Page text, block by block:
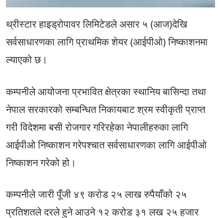
थ्रीस्टार हाइड्रोपावर लिमिटेडले असार ५ (आज)देखि
सर्वसाधारणका लागि प्राथमिक शेयर (आईपीओ) निष्काशनमा
ल्याएको छ।
कम्पनीले आयोजना प्रभावित क्षेत्रका स्थानिय बासिन्दा तथा
नेपाल सरकारको सम्बन्धित निकायबाट श्रम स्वीकृती प्राप्त
गरी विदेशमा बसी रोजगार गरिरहेका नेपालीहरुका लागि
आईपीओ निष्काशन गरेपश्चात सर्वसाधारणका लागि आईपीओ
निष्काशन गरेको हो।
कम्पनीले जारी पूँजी ४९ करोड २५ लाख रुपैयाँको २५
प्रतिशतले दरले हुने आउने १२ करोड ३१ लख २५ हजार